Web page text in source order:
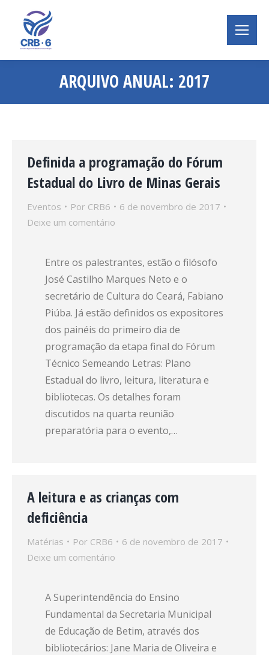
ARQUIVO ANUAL: 2017
Você está aqui:
Definida a programação do Fórum
Estadual do Livro de Minas Gerais
Eventos Por CRB6
6 de novembro de 2017
Deixe um comentário
Entre os palestrantes, estão o filósofo
José Castilho Marques Neto e o
secretário de Cultura do Ceará, Fabiano
Piúba. Já estão definidos os expositores
dos painéis do primeiro dia de
programação da etapa final do Fórum
Técnico Semeando Letras: Plano
Estadual do livro, leitura, literatura e
bibliotecas. Os detalhes foram
discutidos na quarta reunião
preparatória para o evento,…
A leitura e as crianças com
deficiência
Matérias Por CRB6
6 de novembro de 2017
Deixe um comentário
A Superintendência do Ensino
Fundamental da Secretaria Municipal
de Educação de Betim, através dos
bibliotecários: Jane Maria de Oliveira e